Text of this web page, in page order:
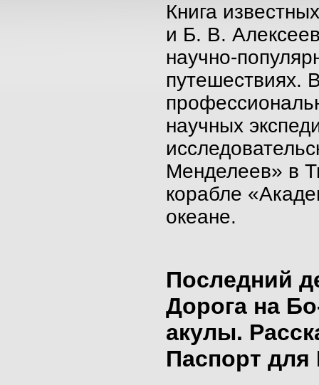
Книга
и Б. В.
научно-
путешествиях.
научных
Менделеев» в
корабле
океане.
Последний
Дорога на
акулы.
Паспорт